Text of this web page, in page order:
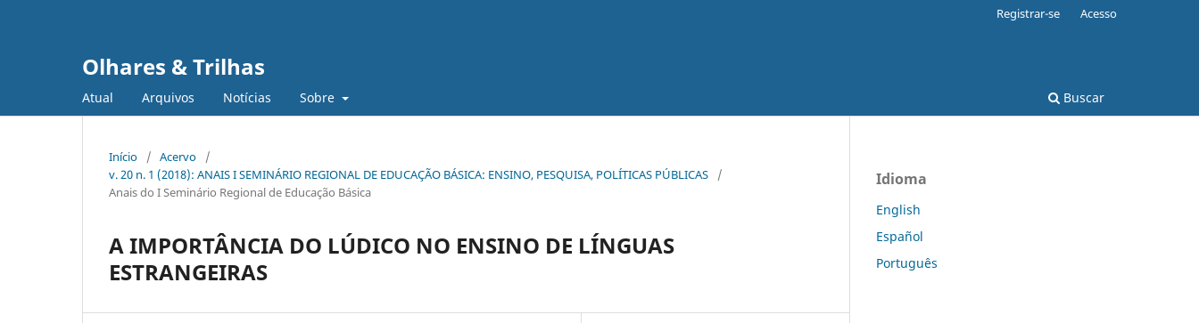
Olhares & Trilhas
Atual Arquivos Notícias Sobre Buscar
Registrar-se Acesso
Início / Acervo
/
v. 20 n. 1 (2018): ANAIS I SEMINÁRIO REGIONAL DE EDUCAÇÃO BÁSICA: ENSINO, PESQUISA, POLÍTICAS PÚBLICAS
/
Anais do I Seminário Regional de Educação Básica
A IMPORTÂNCIA DO LÚDICO NO ENSINO DE LÍNGUAS
ESTRANGEIRAS
Idioma
English
Español
Português